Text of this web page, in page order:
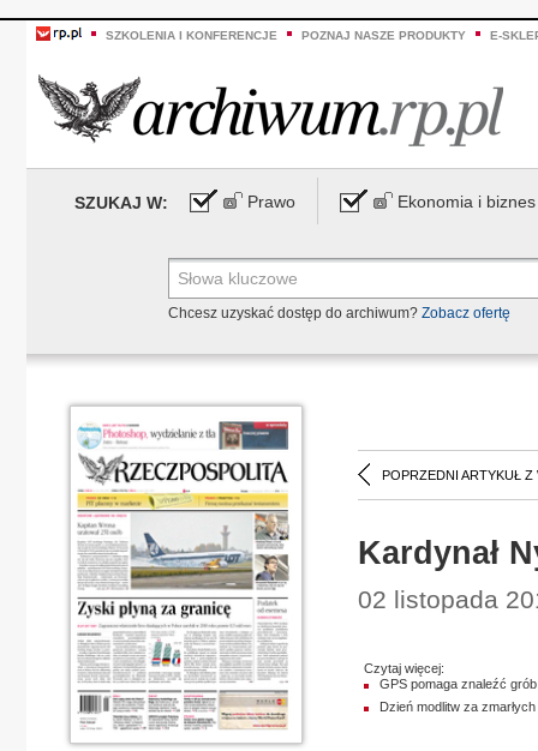
SZKOLENIA I KONFERENCJE POZNAJ NASZE PRODUKTY E-
SZUKAJ W: Prawo Ekonomia i biznes
Chcesz uzyskać dostęp do archiwum? Zobacz ofertę
POPRZEDNI ARTYKUŁ Z
Kardynał
02 listopada
Czytaj więcej:
GPS pomaga znaleźć grób
Dzień modlitw za zmarłych